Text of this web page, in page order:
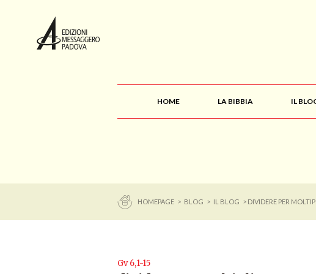
HOME LA BIBBIA IL
HOMEPAGE > BLOG > IL BLOG > DIVIDERE PER
Gv 6,1-15